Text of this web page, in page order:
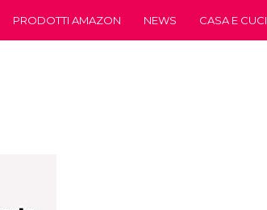
PRODOTTI AMAZON NEWS CASA E